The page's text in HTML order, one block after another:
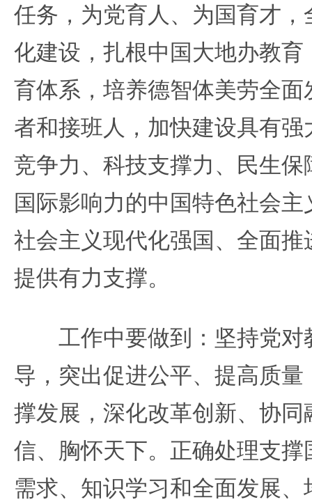
任务，为党育人、为国育才
化建设，扎根中国大地办教
育体系，培养德智体美劳全
者和接班人，加快建设具有
竞争力、科技支撑力、民生
国际影响力的中国特色社会
社会主义现代化强国、全面
提供有力支撑。
工作中要做到：坚持党对
导，突出促进公平、提高质
撑发展，深化改革创新、协
信、胸怀天下。正确处理支
需求、知识学习和全面发展